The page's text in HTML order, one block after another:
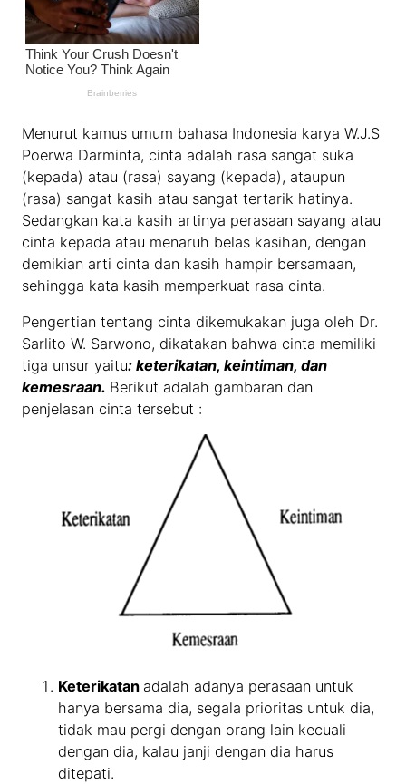
Menurut kamus umum bahasa Indonesia karya W.J.S
Poerwa Darminta, cinta adalah rasa sangat suka
(kepada) atau (rasa) sayang (kepada), ataupun
(rasa) sangat kasih atau sangat tertarik hatinya.
Sedangkan kata kasih artinya perasaan sayang atau
cinta kepada atau menaruh belas kasihan, dengan
demikian arti cinta dan kasih hampir bersamaan,
sehingga kata kasih memperkuat rasa cinta.
Pengertian tentang cinta dikemukakan juga oleh Dr.
Sarlito W. Sarwono, dikatakan bahwa cinta memiliki
tiga unsur yaitu: keterikatan, keintiman, dan
kemesraan. Berikut adalah gambaran dan
penjelasan cinta tersebut :
Keterikatan adalah adanya perasaan untuk
hanya bersama dia, segala prioritas untuk dia,
tidak mau pergi dengan orang lain kecuali
dengan dia, kalau janji dengan dia harus
ditepati.